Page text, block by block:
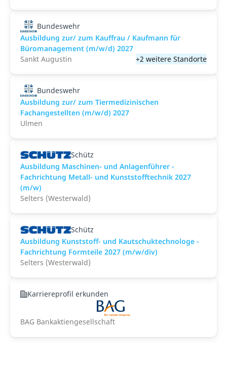
Bundeswehr
Ausbildung zur/ zum Kauffrau / Kaufmann für
Büromanagement (m/w/d) 2027
Sankt Augustin
+2 weitere Standorte
Bundeswehr
Ausbildung zur/ zum Tiermedizinischen
Fachangestellten (m/w/d) 2027
Ulmen
Schütz
Ausbildung Maschinen- und Anlagenführer -
Fachrichtung Metall- und Kunststofftechnik 2027
(m/w)
Selters (Westerwald)
Schütz
Ausbildung Kunststoff- und Kautschuktechnologe -
Fachrichtung Formteile 2027 (m/w/div)
Selters (Westerwald)
Karriereprofil erkunden
BAG Bankaktiengesellschaft